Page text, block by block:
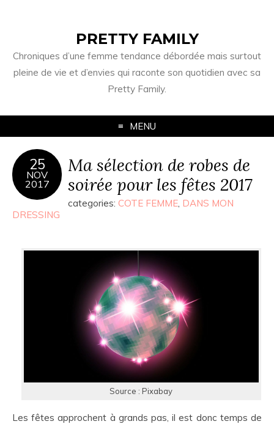
PRETTY FAMILY
Chroniques d’une femme tendance débordée mais surtout
pleine de vie et d’envies qui raconte son quotidien avec sa
Pretty Family.
MENU
25
NOV
2017
Ma sélection de robes de
soirée pour les fêtes 2017
categories: COTE FEMME, DANS MON
DRESSING
Source : Pixabay
Les fêtes approchent à grands pas, il est donc temps de